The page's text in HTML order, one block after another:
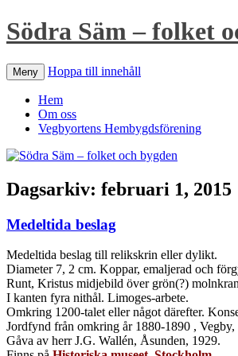
Södra Säm – folket
Meny Hoppa till innehåll
Hem
Om oss
Vegbyortens Hembygdsförening
Dagsarkiv: februari 1, 2015
Medeltida beslag
Medeltida beslag till relikskrin eller dylikt.
Diameter 7, 2 cm. Koppar, emaljerad och
Runt, Kristus midjebild över grön(?)
I kanten fyra nithål. Limoges-arbete.
Omkring 1200-talet eller något därefter.
Jordfynd från omkring år 1880-1890 , Vegby,
Gåva av herr J.G. Wallén, Åsunden, 1929.